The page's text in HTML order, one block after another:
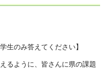
生のみ答えてください】
るように、皆さんに県の課題